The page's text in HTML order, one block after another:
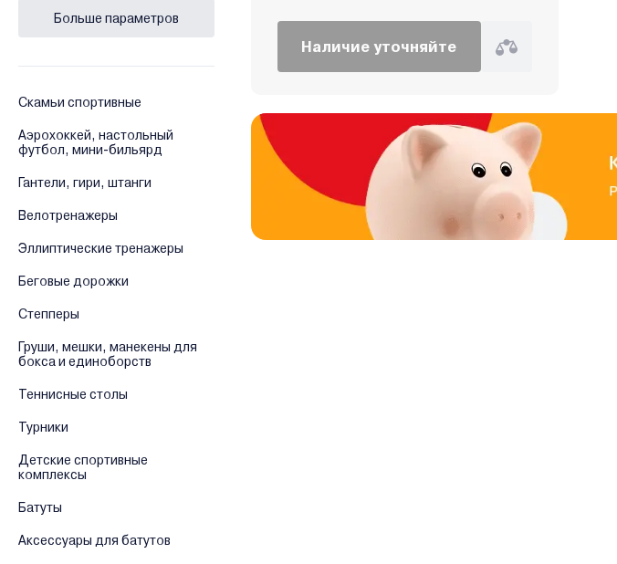
Больше параметров
Скамьи спортивные
Аэрохоккей, настольный
футбол, мини-бильярд
Гантели, гири, штанги
Велотренажеры
Эллиптические тренажеры
Беговые дорожки
Степперы
Груши, мешки, манекены для
бокса и единоборств
Теннисные столы
Турники
Детские спортивные
комплексы
Батуты
Аксессуары для батутов
Наличие уточняйте